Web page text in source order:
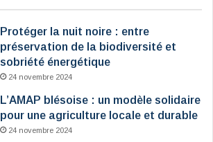
Protéger la nuit noire : entre
préservation de la biodiversité et
sobriété énergétique
24 novembre 2024
L’AMAP blésoise : un modèle solidaire
pour une agriculture locale et durable
24 novembre 2024